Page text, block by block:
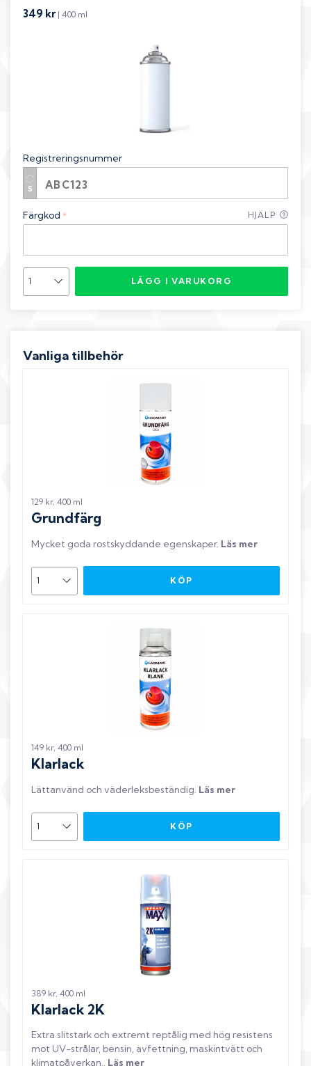
349 kr| 400 ml
Registreringsnummer
Färgkod * HJÄLP
LÄGG I VARUKORG
Vanliga tillbehör
129 kr, 400 ml
Grundfärg
Mycket goda rostskyddande egenskaper. Läs mer
KÖP
149 kr, 400 ml
Klarlack
Lättanvänd och väderleksbeständig Läs mer
KÖP
389 kr, 400 ml
Klarlack 2K
Extra slitstark och extremt reptålig med hög resistens
mot UV-strålar, bensin, avfettning, maskintvätt och
klimatpåverkan.. Läs mer